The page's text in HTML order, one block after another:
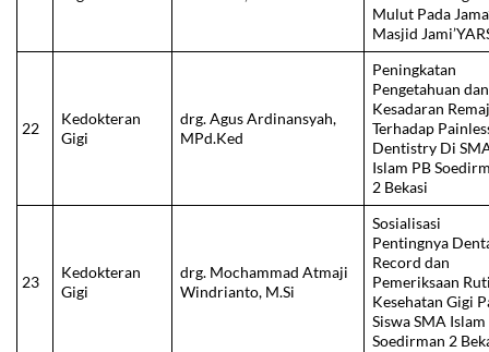
Mulut Pada
Masjid
22
Kedokteran
Gigi
drg. Agus Ardinansyah,
MPd.Ked
Peningkatan
Pengetahuan dan
Kesadaran
Terhadap
Dentistry Di
Islam PB
2 Bekasi
23
Kedokteran
Gigi
drg. Mochammad Atmaji
Windrianto, M.Si
Sosialisasi
Pentingnya
Record dan
Pemeriksaan
Kesehatan Gigi
Siswa SMA Islam
Soedirman 2